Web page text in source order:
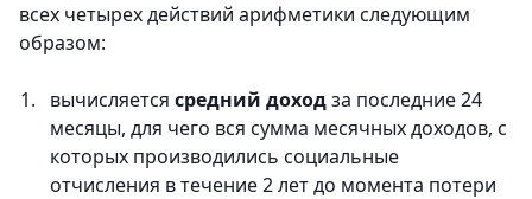
всех четырех действий арифметики следующим
образом:
вычисляется средний доходза последние 24
месяцы, для чего вся сумма месячных доходов, с
которых производились социальные
отчисления в течение 2 лет до момента потери